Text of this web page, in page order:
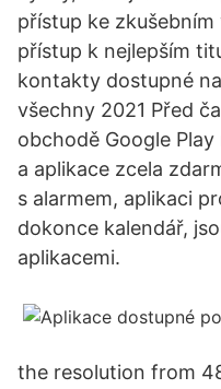
přístup ke
přístup k nejlepším
kontakty dostupné
všechny 2021 Před
obchodě Google
a aplikace zcela
s alarmem, aplikaci
dokonce kalendář,
aplikacemi.
the resolution from